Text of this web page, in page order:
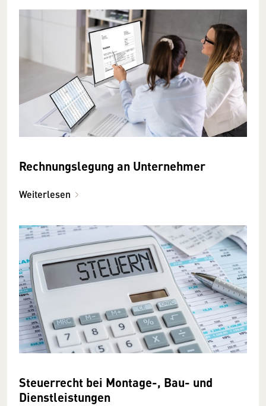
Rechnungslegung an Unternehmer
Weiterlesen
Steuerrecht bei Montage-, Bau- und
Dienstleistungen